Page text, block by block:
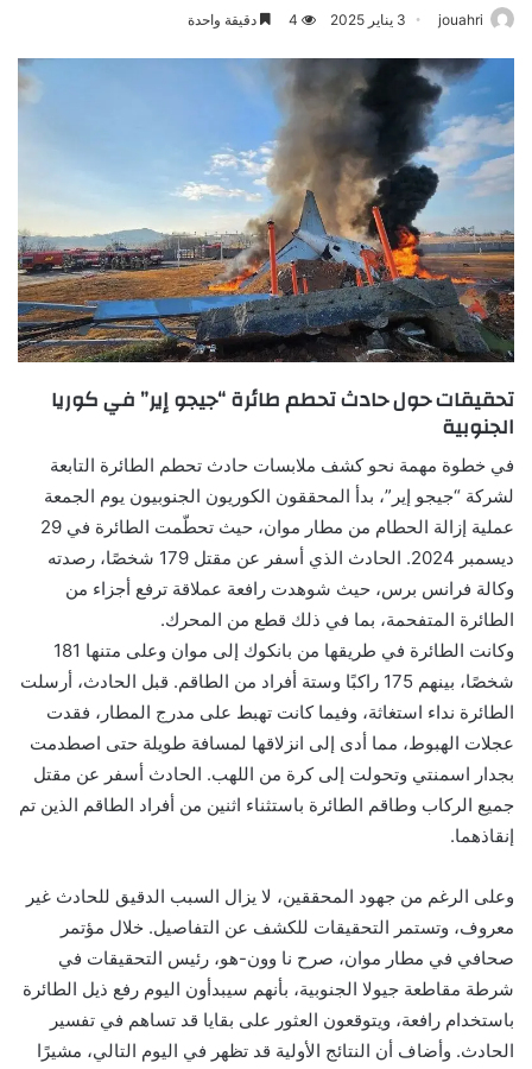
jouahri 3 يناير 2025 4 دقيقة واحدة
تحقيقات حول حادث تحطم طائرة “جيجو إير” في كوريا
الجنوبية
في خطوة مهمة نحو كشف ملابسات حادث تحطم الطائرة التابعة
لشركة “جيجو إير”، بدأ المحققون الكوريون الجنوبيون يوم الجمعة
عملية إزالة الحطام من مطار موان، حيث تحطّمت الطائرة في 29
ديسمبر 2024. الحادث الذي أسفر عن مقتل 179 شخصًا، رصدته
وكالة فرانس برس، حيث شوهدت رافعة عملاقة ترفع أجزاء من
الطائرة المتفحمة، بما في ذلك قطع من المحرك.
وكانت الطائرة في طريقها من بانكوك إلى موان وعلى متنها 181
شخصًا، بينهم 175 راكبًا وستة أفراد من الطاقم. قبل الحادث، أرسلت
الطائرة نداء استغاثة، وفيما كانت تهبط على مدرج المطار، فقدت
عجلات الهبوط، مما أدى إلى انزلاقها لمسافة طويلة حتى اصطدمت
بجدار اسمنتي وتحولت إلى كرة من اللهب. الحادث أسفر عن مقتل
جميع الركاب وطاقم الطائرة باستثناء اثنين من أفراد الطاقم الذين تم
إنقاذهما.
وعلى الرغم من جهود المحققين، لا يزال السبب الدقيق للحادث غير
معروف، وتستمر التحقيقات للكشف عن التفاصيل. خلال مؤتمر
صحافي في مطار موان، صرح نا وون-هو، رئيس التحقيقات في
شرطة مقاطعة جيولا الجنوبية، بأنهم سيبدأون اليوم رفع ذيل الطائرة
باستخدام رافعة، ويتوقعون العثور على بقايا قد تساهم في تفسير
الحادث. وأضاف أن النتائج الأولية قد تظهر في اليوم التالي، مشيرًا